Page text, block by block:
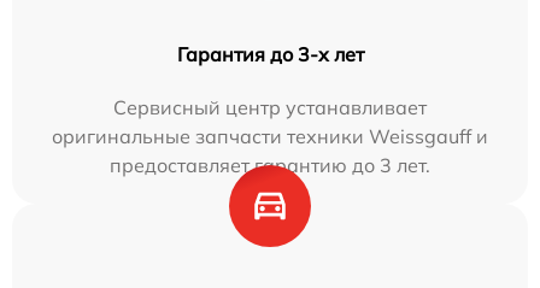
Гарантия до 3-х лет
Сервисный центр устанавливает
оригинальные запчасти техники Weissgauff и
предоставляет гарантию до 3 лет.